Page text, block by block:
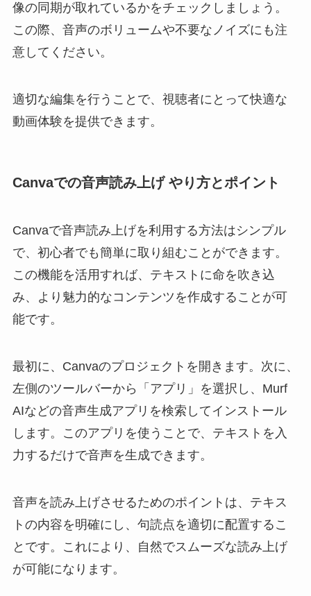
像の同期が取れているかをチェックしましょう。
この際、音声のボリュームや不要なノイズにも注
意してください。
適切な編集を行うことで、視聴者にとって快適な
動画体験を提供できます。
Canvaでの音声読み上げ やり方とポイント
Canvaで音声読み上げを利用する方法はシンプル
で、初心者でも簡単に取り組むことができます。
この機能を活用すれば、テキストに命を吹き込
み、より魅力的なコンテンツを作成することが可
能です。
最初に、Canvaのプロジェクトを開きます。次に、
左側のツールバーから「アプリ」を選択し、Murf
AIなどの音声生成アプリを検索してインストール
します。このアプリを使うことで、テキストを入
力するだけで音声を生成できます。
音声を読み上げさせるためのポイントは、テキス
トの内容を明確にし、句読点を適切に配置するこ
とです。これにより、自然でスムーズな読み上げ
が可能になります。